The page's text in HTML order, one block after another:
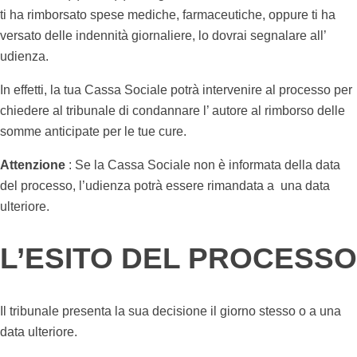
ti ha rimborsato spese mediche, farmaceutiche, oppure ti ha
versato delle indennità giornaliere, lo dovrai segnalare all’
udienza.
In effetti, la tua Cassa Sociale potrà intervenire al processo per
chiedere al tribunale di condannare l’ autore al rimborso delle
somme anticipate per le tue cure.
Attenzione : Se la Cassa Sociale non è informata della data
del processo, l’udienza potrà essere rimandata a una data
ulteriore.
L’ESITO DEL PROCESSO
Il tribunale presenta la sua decisione il giorno stesso o a una
data ulteriore.